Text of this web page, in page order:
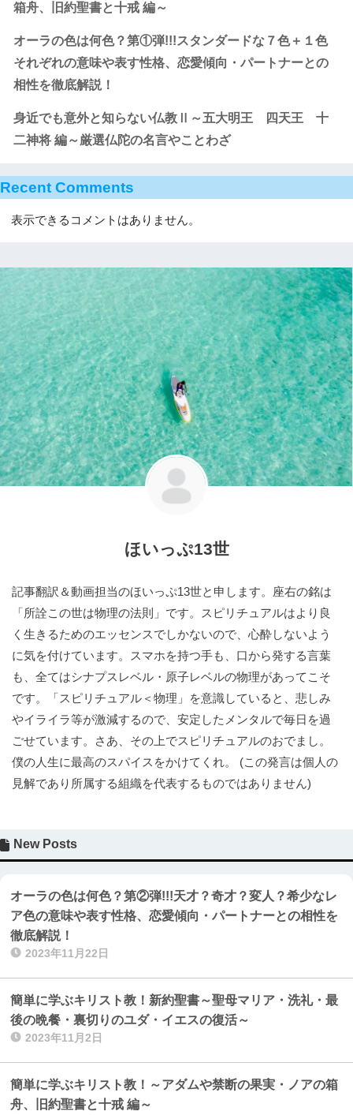
箱舟、旧約聖書と十戒 編～
オーラの色は何色？第①弾!!!スタンダードな７色＋１色
それぞれの意味や表す性格、恋愛傾向・パートナーとの
相性を徹底解説！
身近でも意外と知らない仏教Ⅱ～五大明王 四天王 十
二神将 編～厳選仏陀の名言やことわざ
Recent Comments
表示できるコメントはありません。
ほいっぷ13世
記事翻訳＆動画担当のほいっぷ13世と申します。座右の銘は
「所詮この世は物理の法則」です。スピリチュアルはより良
く生きるためのエッセンスでしかないので、心酔しないよう
に気を付けています。スマホを持つ手も、口から発する言葉
も、全てはシナプスレベル・原子レベルの物理があってこそ
です。「スピリチュアル＜物理」を意識していると、悲しみ
やイライラ等が激減するので、安定したメンタルで毎日を過
ごせています。さあ、その上でスピリチュアルのおでまし。
僕の人生に最高のスパイスをかけてくれ。 (この発言は個人の
見解であり所属する組織を代表するものではありません)
New Posts
2023年11月22日
オーラの色は何色？第②弾!!!天才？奇才？変人？希少なレ
ア色の意味や表す性格、恋愛傾向・パートナーとの相性を
徹底解説！
2023年11月2日
簡単に学ぶキリスト教！新約聖書～聖母マリア・洗礼・最
後の晩餐・裏切りのユダ・イエスの復活～
簡単に学ぶキリスト教！～アダムや禁断の果実・ノアの箱
舟、旧約聖書と十戒 編～